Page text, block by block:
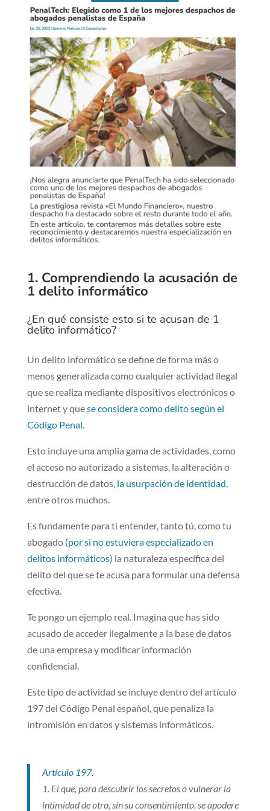
1. Comprendiendo la acusación de
1 delito informático
¿En qué consiste esto si te acusan de 1
delito informático?
Un delito informático se define de forma más o
menos generalizada como cualquier actividad ilegal
que se realiza mediante dispositivos electrónicos o
internet y quese considera como delito según el
Código Penal.
Esto incluye una amplia gama de actividades, como
el acceso no autorizado a sistemas, la alteración o
destrucción de datos,la usurpación de identidad,
entre otros muchos.
Es fundamente para ti entender, tanto tú, como tu
abogado (por si no estuviera especializado en
delitos informáticos) la naturaleza específica del
delito del que se te acusa para formular una defensa
efectiva.
Te pongo un ejemplo real. Imagina que has sido
acusado de acceder ilegalmente a la base de datos
de una empresa y modificar información
confidencial.
Este tipo de actividad se incluye dentro del artículo
197 del Código Penal español, que penaliza la
intromisión en datos y sistemas informáticos.
Artículo 197.
1. El que, para descubrir los secretos o vulnerar la
intimidad de otro, sin su consentimiento, se apodere